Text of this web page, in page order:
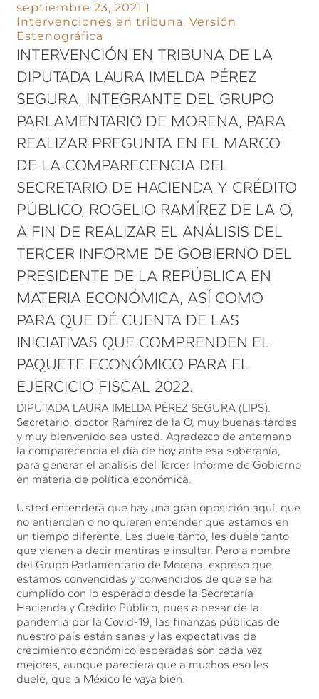
septiembre 23, 2021
Intervenciones en tribuna,Versión
Estenográfica
INTERVENCIÓN EN TRIBUNA DE LA
DIPUTADA LAURA IMELDA PÉREZ
SEGURA, INTEGRANTE DEL GRUPO
PARLAMENTARIO DE MORENA, PARA
REALIZAR PREGUNTA EN EL MARCO
DE LA COMPARECENCIA DEL
SECRETARIO DE HACIENDA Y CRÉDITO
PÚBLICO, ROGELIO RAMÍREZ DE LA O,
A FIN DE REALIZAR EL ANÁLISIS DEL
TERCER INFORME DE GOBIERNO DEL
PRESIDENTE DE LA REPÚBLICA EN
MATERIA ECONÓMICA, ASÍ COMO
PARA QUE DÉ CUENTA DE LAS
INICIATIVAS QUE COMPRENDEN EL
PAQUETE ECONÓMICO PARA EL
EJERCICIO FISCAL 2022.
DIPUTADA LAURA IMELDA PÉREZ SEGURA (LIPS).
Secretario, doctor Ramírez de la O, muy buenas tardes
y muy bienvenido sea usted. Agradezco de antemano
la comparecencia el día de hoy ante esa soberanía,
para generar el análisis del Tercer Informe de Gobierno
en materia de política económica.
Usted entenderá que hay una gran oposición aquí, que
no entienden o no quieren entender que estamos en
un tiempo diferente. Les duele tanto, les duele tanto
que vienen a decir mentiras e insultar. Pero a nombre
del Grupo Parlamentario de Morena, expreso que
estamos convencidas y convencidos de que se ha
cumplido con lo esperado desde la Secretaría
Hacienda y Crédito Público, pues a pesar de la
pandemia por la Covid-19, las finanzas públicas de
nuestro país están sanas y las expectativas de
crecimiento económico esperadas son cada vez
mejores, aunque pareciera que a muchos eso les
duele, que a México le vaya bien.